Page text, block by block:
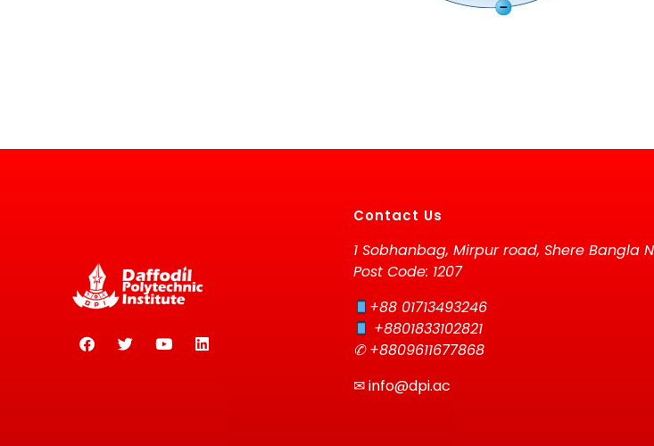
Contact Us
1 Sobhanbag, Mirpur road, Shere Bangla
Post Code: 1207
+88 01713493246
+8801833102821
✆ +8809611677868
✉info@dpi.ac